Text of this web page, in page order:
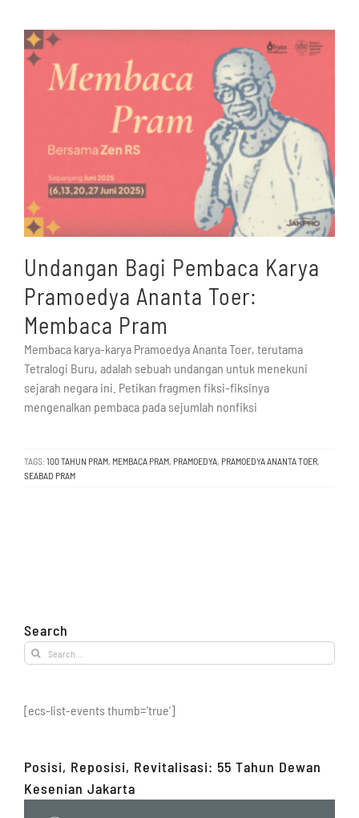
Undangan Bagi Pembaca Karya
Pramoedya Ananta Toer:
Membaca Pram
Membaca karya-karya Pramoedya Ananta Toer, terutama
Tetralogi Buru, adalah sebuah undangan untuk menekuni
sejarah negara ini. Petikan fragmen fiksi-fiksinya
mengenalkan pembaca pada sejumlah nonfiksi
TAGS: 100 TAHUN PRAM, MEMBACA PRAM, PRAMOEDYA, PRAMOEDYA ANANTA TOER,
SEABAD PRAM
Search
Search
for:
[ecs-list-events thumb='true']
Posisi, Reposisi, Revitalisasi: 55 Tahun Dewan
Kesenian Jakarta